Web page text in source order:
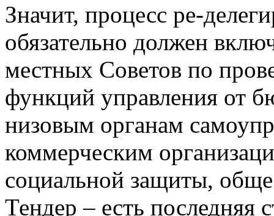
Значит, процесс ре-
обязательно должен
местных Советов по
функций управления от
низовым органам
коммерческим
социальной защиты,
Тендер – есть последняя